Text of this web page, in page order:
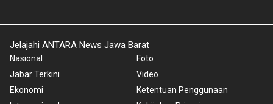
Jelajahi ANTARA News Jawa Barat
Nasional
Jabar Terkini
Ekonomi
Foto
Video
Ketentuan Penggunaan